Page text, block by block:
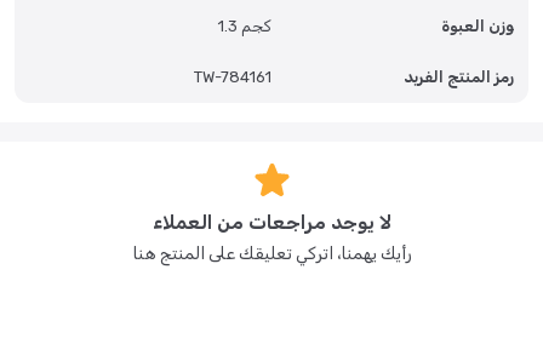
وزن العبوة 1.3 كجم
رمز المنتج الفريد TW-784161
لا يوجد مراجعات من العملاء
رأيك يهمنا، اتركي تعليقك على المنتج هنا